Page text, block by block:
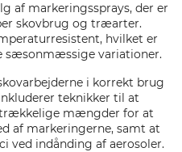
af markeringssprays, der er
skovbrug og træarter.
hvilket er
variationer.
i korrekt brug
teknikker til at
mængder for at
af markeringerne, samt at
ved indånding af aerosoler.